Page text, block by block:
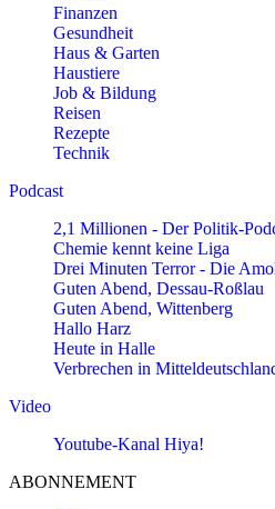
Finanzen
Gesundheit
Haus & Garten
Haustiere
Job & Bildung
Reisen
Rezepte
Technik
Podcast
2,1 Millionen - Der Politik-
Chemie kennt keine Liga
Drei Minuten Terror - Die
Guten Abend, Dessau-Roßlau
Guten Abend, Wittenberg
Hallo Harz
Heute in Halle
Verbrechen in
Video
Youtube-Kanal Hiya!
ABONNEMENT